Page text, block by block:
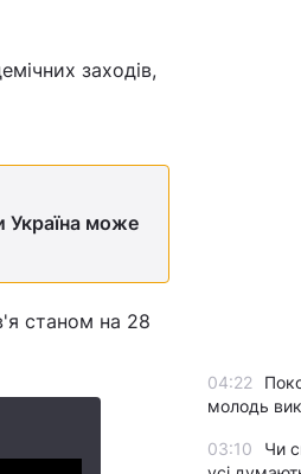
заходів,
Україна може
станом на 28
04:22
молодь
03:10
Чи